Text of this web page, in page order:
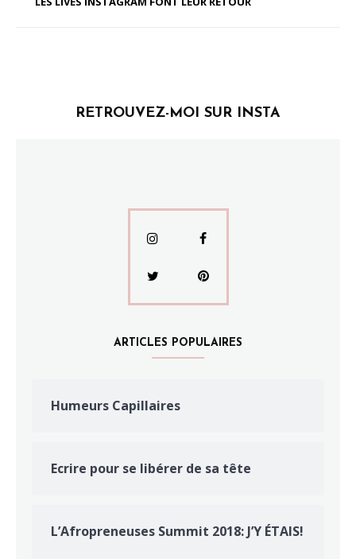
RETROUVEZ-MOI SUR INSTA
ARTICLES POPULAIRES
Humeurs Capillaires
Ecrire pour se libérer de sa tête
L’Afropreneuses Summit 2018: J’Y ÉTAIS!